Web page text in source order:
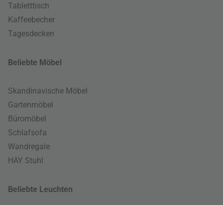
Tabletttisch
Kaffeebecher
Tagesdecken
Beliebte Möbel
Skandinavische Möbel
Gartenmöbel
Büromöbel
Schlafsofa
Wandregale
HAY Stuhl
Beliebte Leuchten